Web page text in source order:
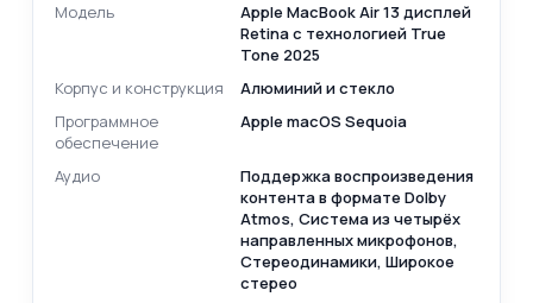
Модель
Apple MacBook Air 13 дисплей
Retina с технологией True
Tone 2025
Корпус и конструкция
Алюминий и стекло
Программное
обеспечение
Apple macOS Sequoia
Аудио
Поддержка воспроизведения
контента в формате Dolby
Atmos, Система из четырёх
направленных микрофонов,
Стереодинамики, Широкое
стерео